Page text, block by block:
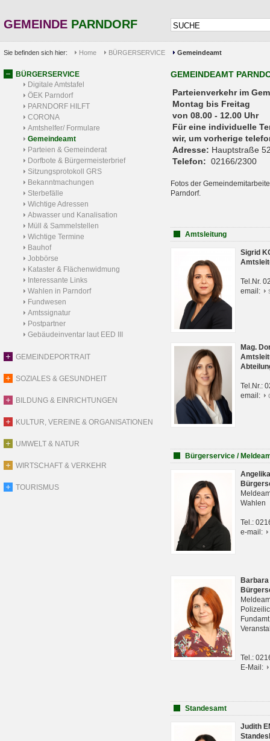
GEMEINDE PARNDORF
Sie befinden sich hier: Home BÜRGERSERVICE Gemeindeamt
BÜRGERSERVICE
Digitale Amtstafel
ÖEK Parndorf
PARNDORF HILFT
CORONA
Amtshelfer/ Formulare
Gemeindeamt
Parteien & Gemeinderat
Dorfbote & Bürgermeisterbrief
Sitzungsprotokoll GRS
Bekanntmachungen
Sterbefälle
Wichtige Adressen
Abwasser und Kanalisation
Müll & Sammelstellen
Wichtige Termine
Bauhof
Jobbörse
Kataster & Flächenwidmung
Interessante Links
Wahlen in Parndorf
Fundwesen
Amtssignatur
Postpartner
Gebäudeinventar laut EED III
GEMEINDEPORTRAIT
SOZIALES & GESUNDHEIT
BILDUNG & EINRICHTUNGEN
KULTUR, VEREINE & ORGANISATIONEN
UMWELT & NATUR
WIRTSCHAFT & VERKEHR
TOURISMUS
GEMEINDEAMT
Parteienverkehr
Montag bis Freitag
von 08.00 - 12.00 Uhr
Für eine individuelle
wir, um vorherige
Adresse: Hauptstraße
Telefon: 02166/2300
Fotos der
Parndorf.
Amtsleitung
Sigrid
Tel.Nr.
email:
Mag.
Tel.Nr.:
email:
Bürgerservice /
Wahlen
Tel.:
e-mail:
Tel.:
E-Mail:
Standesamt
Judith